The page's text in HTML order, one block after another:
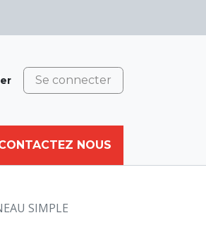
Se connecter
AUTRESNOUS
SIMPLE